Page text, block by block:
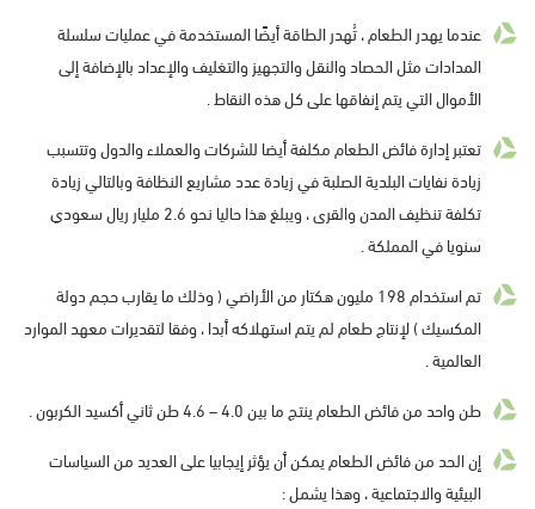
عندما يهدر الطعام ، تُهدر الطاقة أيضًا المستخدمة في عمليات سلسلة
المدادات مثل الحصاد والنقل والتجهيز والتغليف والإعداد بالإضافة إلى
الأموال التي يتم إنفاقها على كل هذه النقاط .
تعتبر إدارة فائض الطعام مكلفة أيضا للشركات والعملاء والدول وتتسبب
زيادة نفايات البلدية الصلبة في زيادة عدد مشاريع النظافة وبالتالي زيادة
تكلفة تنظيف المدن والقرى ، ويبلغ هذا حاليا نحو 2.6 مليار ريال سعودي
سنويا في المملكة .
تم استخدام 198 مليون هكتار من الأراضي ( وذلك ما يقارب حجم دولة
المكسيك ) لإنتاج طعام لم يتم استهلاكه أبدا ، وفقا لتقديرات معهد الموارد
العالمية .
طن واحد من فائض الطعام ينتج ما بين 4.0 – 4.6 طن ثاني أكسيد الكربون .
إن الحد من فائض الطعام يمكن أن يؤثر إيجابيا على العديد من السياسات
البيئية والاجتماعية ، وهذا يشمل :